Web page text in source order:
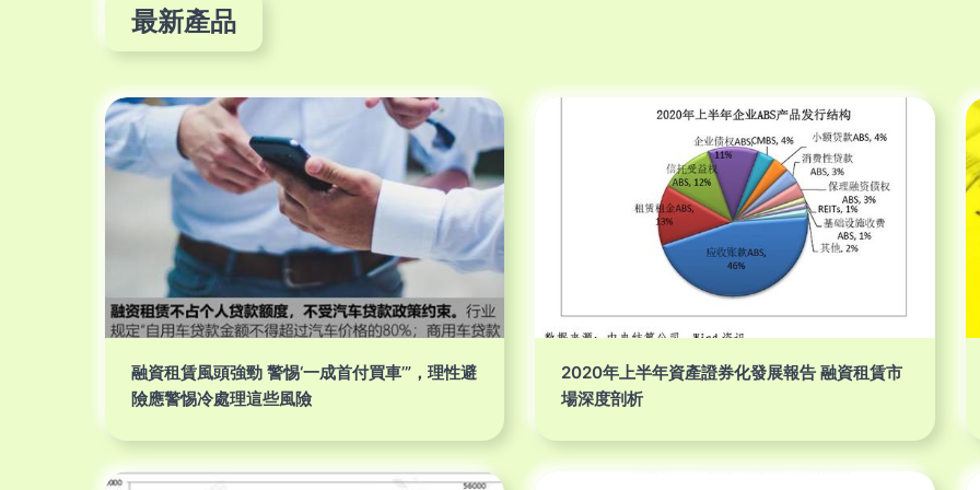
最新產品
融資租賃風頭強勁 警惕‘一成首付買車’”，理性避
險應警惕冷處理這些風險
2020年上半年資產證券化發展報告 融資租賃市
場深度剖析